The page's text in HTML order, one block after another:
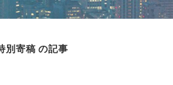
別寄稿 の記事